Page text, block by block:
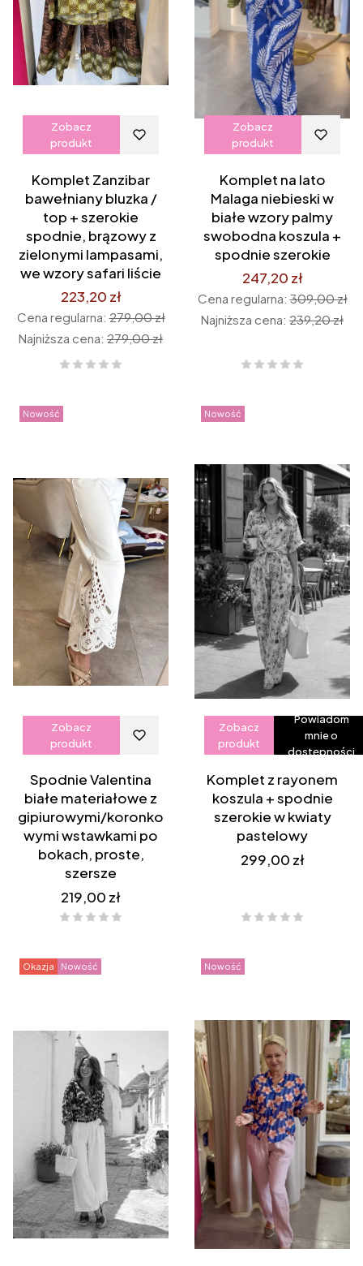
Zobacz
produkt
Komplet Zanzibar
bawełniany bluzka /
top + szerokie
spodnie, brązowy z
zielonymi lampasami,
we wzory safari liście
223,20 zł
Cena regularna: 279,00 zł
Najniższa cena: 279,00 zł
Zobacz
produkt
Komplet na lato
Malaga niebieski w
białe wzory palmy
swobodna koszula +
spodnie szerokie
247,20 zł
Cena regularna: 309,00 zł
Najniższa cena: 239,20 zł
Nowość
Zobacz
produkt
Spodnie Valentina
białe materiałowe z
gipiurowymi/koronko
wymi wstawkami po
bokach, proste,
szersze
Cena
219,00 zł
Nowość
Zobacz
produkt
Powiadom
mnie o
dostępności
Komplet z rayonem
koszula + spodnie
szerokie w kwiaty
pastelowy
Cena
299,00 zł
Okazja Nowość Nowość